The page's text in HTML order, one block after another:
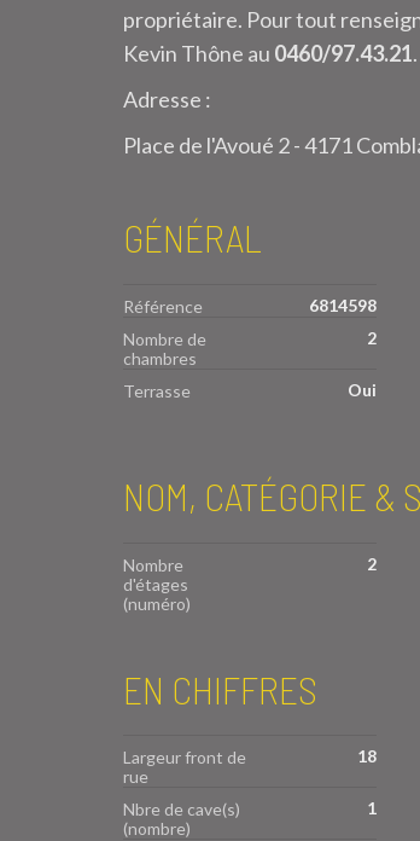
propriétaire. Pour tout
Kevin Thône au 0460/97.43.21.
Adresse :
Place de l'Avoué 2 - 4171
GÉNÉRAL
Référence 6814598
Nombre de
chambres
2
Terrasse Oui
NOM, CATÉGORIE &
Nombre
d'étages
(numéro)
2
EN CHIFFRES
Largeur front de
rue
18
Nbre de cave(s)
(nombre)
1